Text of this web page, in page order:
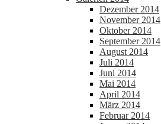
Dezember 2014
November 2014
Oktober 2014
September 2014
August 2014
Juli 2014
Juni 2014
Mai 2014
April 2014
März 2014
Februar 2014